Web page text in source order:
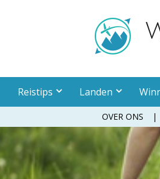
Reistips Landen
OVER ONS